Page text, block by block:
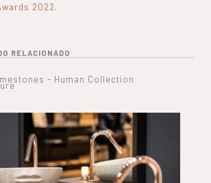
2022.
RELACIONADO
- Human Collection